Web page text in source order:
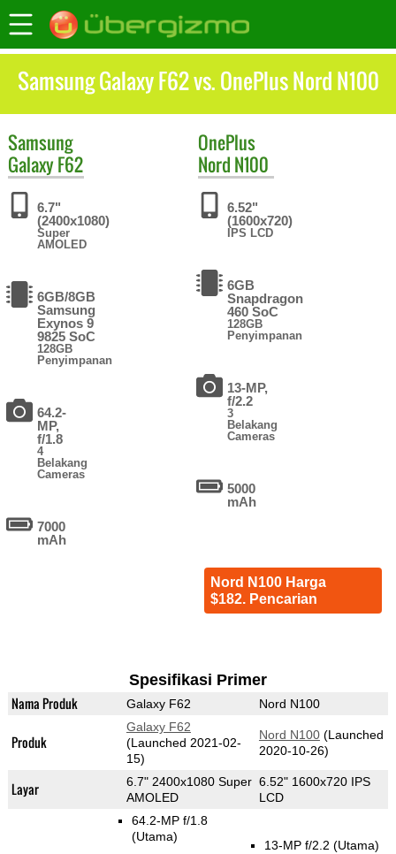
Samsung Galaxy F62 vs. OnePlus Nord N100
Samsung
Galaxy F62
6.7"
(2400x1080)
Super
AMOLED
6GB/8GB
Samsung
Exynos 9
9825 SoC
128GB
Penyimpanan
64.2-
MP,
f/1.8
4
Belakang
Cameras
7000
mAh
OnePlus
Nord N100
6.52"
(1600x720)
IPS LCD
6GB
Snapdragon
460 SoC
128GB
Penyimpanan
13-MP,
f/2.2
3
Belakang
Cameras
5000
mAh
Nord N100 Harga
$182. Pencarian
Spesifikasi Primer
Nama Produk Galaxy F62 Nord N100
Produk
Galaxy F62
(Launched 2021-02-
15)
Nord N100(Launched
2020-10-26)
Layar
6.7" 2400x1080 Super
AMOLED
6.52" 1600x720 IPS
LCD
64.2-MP f/1.8
(Utama)
13-MP f/2.2 (Utama)